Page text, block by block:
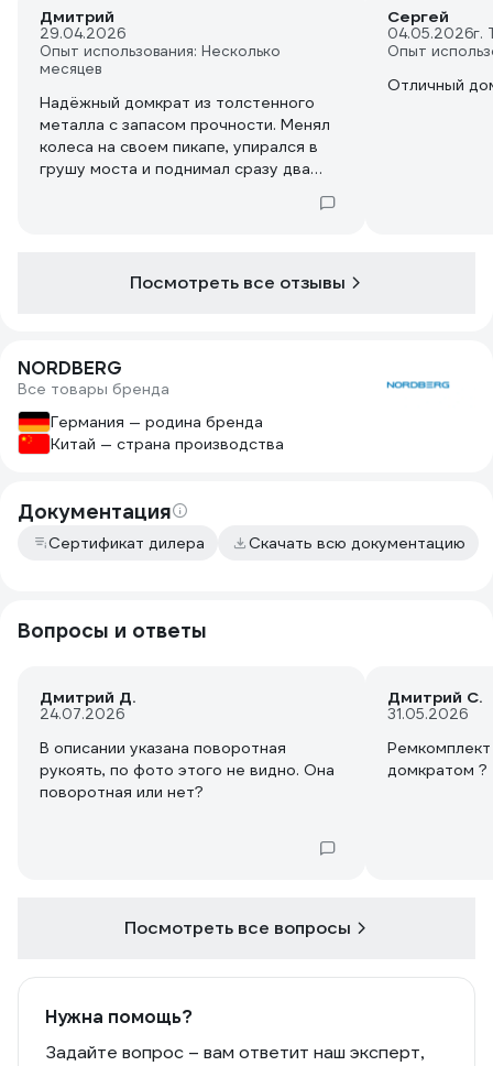
Дмитрий
29.04.2026
Опыт использования: Несколько
месяцев
Надёжный домкрат из толстенного
металла с запасом прочности. Менял
колеса на своем пикапе, упирался в
грушу моста и поднимал сразу два
Сергей
04.05.2026г.
Опыт
Отличный
Посмотреть все отзывы
NORDBERG
Все товары бренда
Германия — родина бренда
Китай — страна производства
Документация
Сертификат дилера Скачать всю документацию
Вопросы и ответы
Дмитрий Д.
24.07.2026
В описании указана поворотная
рукоять, по фото этого не видно. Она
поворотная или нет?
Дмитрий С.
31.05.2026
домкратом ?
Посмотреть все вопросы
Нужна помощь?
Задайте вопрос – вам ответит наш эксперт,